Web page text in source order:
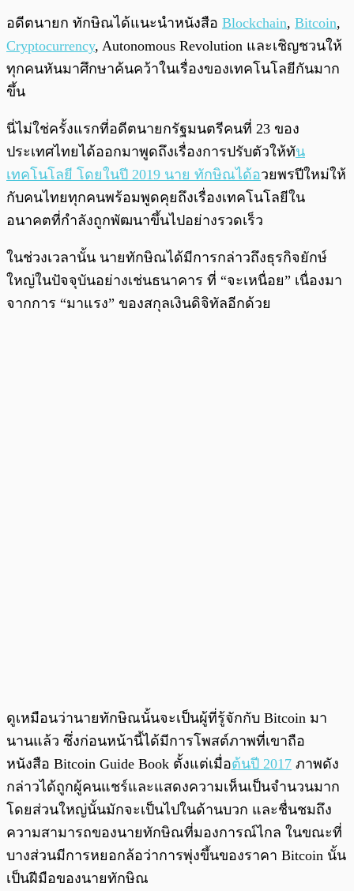
อดีตนายก ทักษิณได้แนะนำหนังสือ Blockchain, Bitcoin,
Cryptocurrency, Autonomous Revolution และเชิญชวนให้
ทุกคนหันมาศึกษาค้นคว้าในเรื่องของเทคโนโลยีกันมาก
ขึ้น
นี่ไม่ใช่ครั้งแรกที่อดีตนายกรัฐมนตรีคนที่ 23 ของ
ประเทศไทยได้ออกมาพูดถึงเรื่องการปรับตัวให้ทัน
เทคโนโลยี โดยในปี 2019 นาย ทักษิณได้อวยพรปีใหม่ให้
กับคนไทยทุกคนพร้อมพูดคุยถึงเรื่องเทคโนโลยีใน
อนาคตที่กำลังถูกพัฒนาขึ้นไปอย่างรวดเร็ว
ในช่วงเวลานั้น นายทักษิณได้มีการกล่าวถึงธุรกิจยักษ์
ใหญ่ในปัจจุบันอย่างเช่นธนาคาร ที่ “จะเหนื่อย” เนื่องมา
จากการ “มาแรง” ของสกุลเงินดิจิทัลอีกด้วย
ดูเหมือนว่านายทักษิณนั้นจะเป็นผู้ที่รู้จักกับ Bitcoin มา
นานแล้ว ซึ่งก่อนหน้านี้ได้มีการโพสต์ภาพที่เขาถือ
หนังสือ Bitcoin Guide Book ตั้งแต่เมื่อต้นปี 2017 ภาพดัง
กล่าวได้ถูกผู้คนแชร์และแสดงความเห็นเป็นจำนวนมาก
โดยส่วนใหญ่นั้นมักจะเป็นไปในด้านบวก และชื่นชมถึง
ความสามารถของนายทักษิณที่มองการณ์ไกล ในขณะที่
บางส่วนมีการหยอกล้อว่าการพุ่งขึ้นของราคา Bitcoin นั้น
เป็นฝีมือของนายทักษิณ